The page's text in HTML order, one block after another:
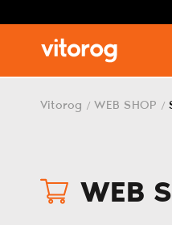
Vitorog / WEB SHOP /
WEB